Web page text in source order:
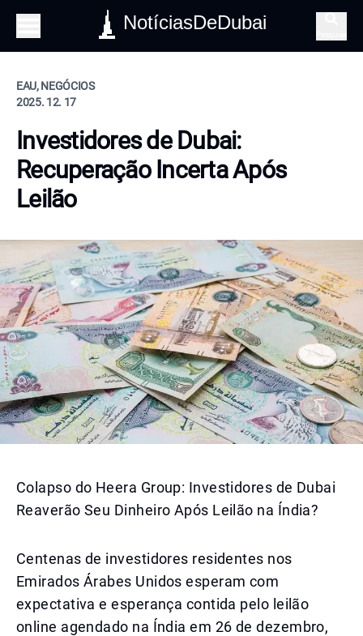
NotíciasDeDubai
EAU, NEGÓCIOS
2025. 12. 17
Investidores de Dubai:
Recuperação Incerta Após
Leilão
Colapso do Heera Group: Investidores de Dubai
Reaverão Seu Dinheiro Após Leilão na Índia?
Centenas de investidores residentes nos
Emirados Árabes Unidos esperam com
expectativa e esperança contida pelo leilão
online agendado na Índia em 26 de dezembro,